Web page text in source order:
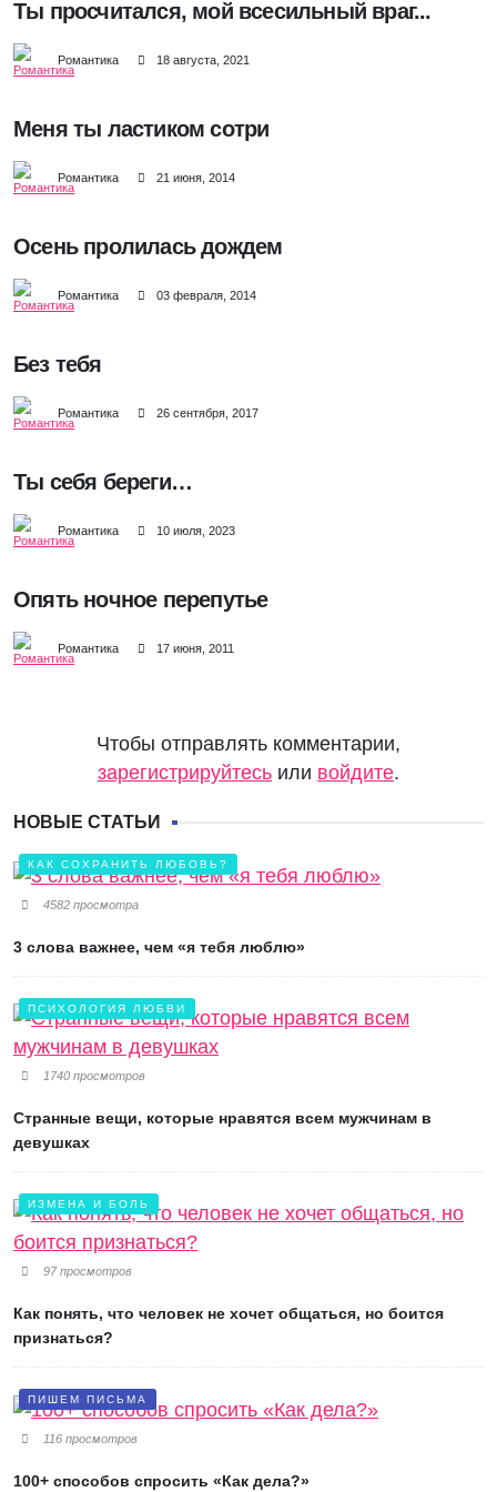
Ты просчитался, мой всесильный враг...
Романтика 18 августа, 2021
Меня ты ластиком сотри
Романтика 21 июня, 2014
Осень пролилась дождем
Романтика 03 февраля, 2014
Без тебя
Романтика 26 сентября, 2017
Ты себя береги…
Романтика 10 июля, 2023
Опять ночное перепутье
Романтика 17 июня, 2011
Чтобы отправлять комментарии,
зарегистрируйтесь или войдите.
НОВЫЕ СТАТЬИ
КАК СОХРАНИТЬ ЛЮБОВЬ?
4582 просмотра
3 слова важнее, чем «я тебя люблю»
ПСИХОЛОГИЯ ЛЮБВИ
1740 просмотров
Странные вещи, которые нравятся всем мужчинам в
девушках
ИЗМЕНА И БОЛЬ
97 просмотров
Как понять, что человек не хочет общаться, но боится
признаться?
ПИШЕМ ПИСЬМА
116 просмотров
100+ способов спросить «Как дела?»